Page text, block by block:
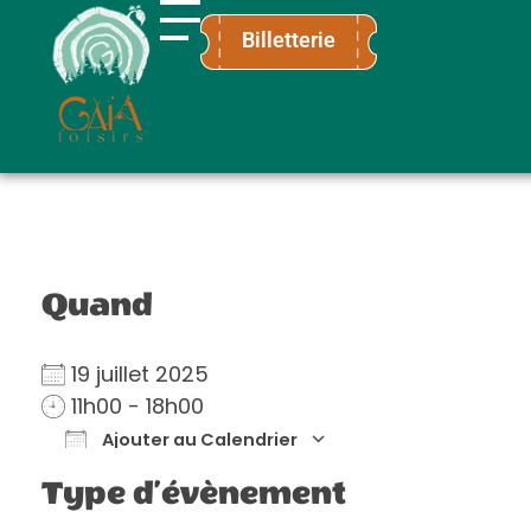
Billetterie
Quand
19 juillet 2025
11h00 - 18h00
Ajouter au Calendrier
Télécharger ICS
Type d’évènement